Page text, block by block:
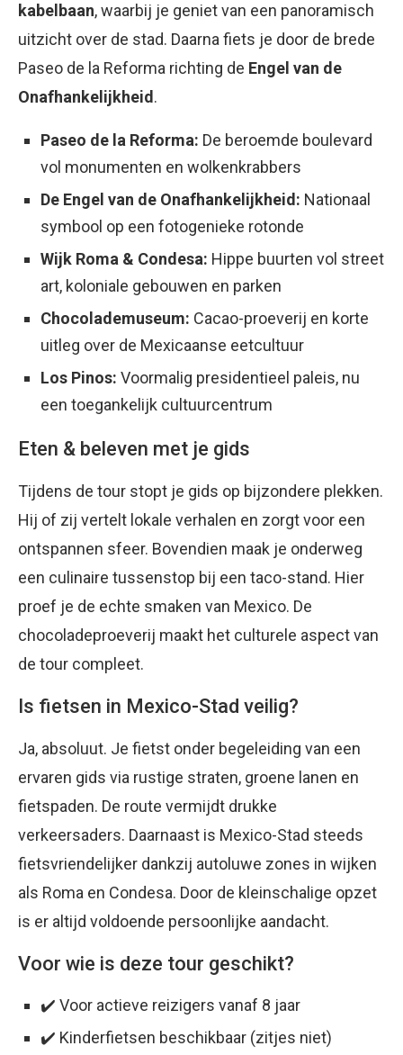
kabelbaan, waarbij je geniet van een panoramisch
uitzicht over de stad. Daarna fiets je door de brede
Paseo de la Reforma richting de Engel van de
Onafhankelijkheid .
Paseo de la Reforma: De beroemde boulevard
vol monumenten en wolkenkrabbers
De Engel van de Onafhankelijkheid: Nationaal
symbool op een fotogenieke rotonde
Wijk Roma & Condesa: Hippe buurten vol street
art, koloniale gebouwen en parken
Chocolademuseum: Cacao-proeverij en korte
uitleg over de Mexicaanse eetcultuur
Los Pinos: Voormalig presidentieel paleis, nu
een toegankelijk cultuurcentrum
Eten & beleven met je gids
Tijdens de tour stopt je gids op bijzondere plekken.
Hij of zij vertelt lokale verhalen en zorgt voor een
ontspannen sfeer. Bovendien maak je onderweg
een culinaire tussenstop bij een taco-stand. Hier
proef je de echte smaken van Mexico. De
chocoladeproeverij maakt het culturele aspect van
de tour compleet.
Is fietsen in Mexico-Stad veilig?
Ja, absoluut. Je fietst onder begeleiding van een
ervaren gids via rustige straten, groene lanen en
fietspaden. De route vermijdt drukke
verkeersaders. Daarnaast is Mexico-Stad steeds
fietsvriendelijker dankzij autoluwe zones in wijken
als Roma en Condesa. Door de kleinschalige opzet
is er altijd voldoende persoonlijke aandacht.
Voor wie is deze tour geschikt?
✔️ Voor actieve reizigers vanaf 8 jaar
✔️ Kinderfietsen beschikbaar (zitjes niet)